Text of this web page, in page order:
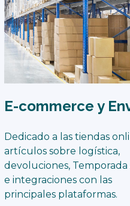
E-commerce y
Dedicado a las tiendas
artículos sobre logística,
devoluciones, Temporada
e integraciones con las
principales plataformas.